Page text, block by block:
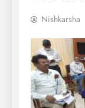
Nishkarsha